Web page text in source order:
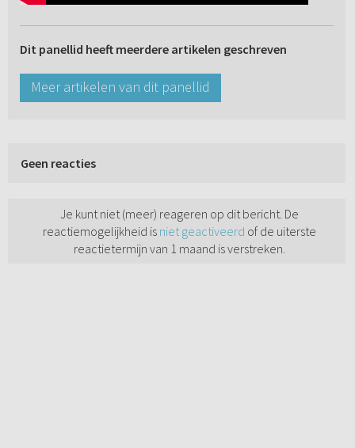
Dit panellid heeft meerdere artikelen geschreven
Meer artikelen van dit panellid
Geen reacties
Je kunt niet (meer) reageren op dit bericht. De
reactiemogelijkheid is niet geactiveerd of de uiterste
reactietermijn van 1 maand is verstreken.